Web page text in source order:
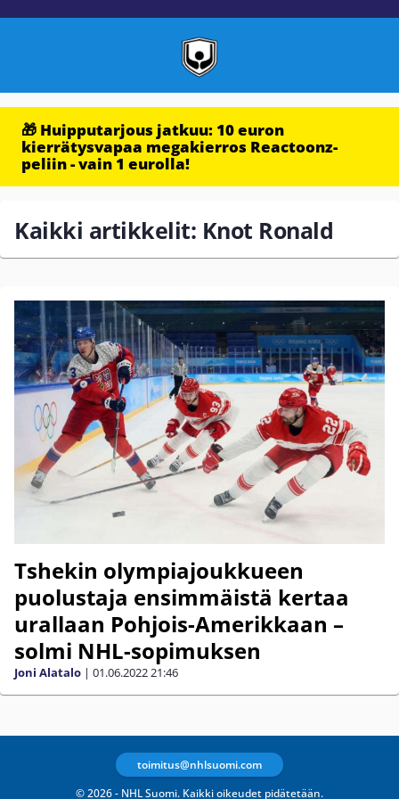
🎁 Huipputarjous jatkuu: 10 euron
kierrätysvapaa megakierros Reactoonz-
peliin - vain 1 eurolla!
Kaikki artikkelit: Knot Ronald
Tshekin olympiajoukkueen
puolustaja ensimmäistä kertaa
urallaan Pohjois-Amerikkaan –
solmi NHL-sopimuksen
Joni Alatalo | 01.06.2022 21:46
© 2026 - NHL Suomi. Kaikki oikeudet pidätetään.
toimitus@nhlsuomi.com